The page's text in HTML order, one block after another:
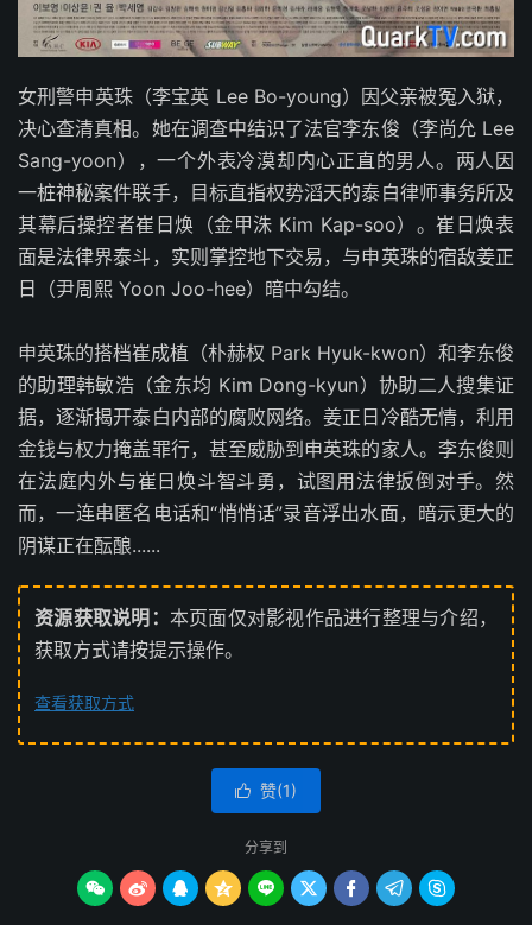
女刑警申英珠（李宝英 Lee Bo-young）因父亲被冤入狱，
决心查清真相。她在调查中结识了法官李东俊（李尚允 Lee
Sang-yoon），一个外表冷漠却内心正直的男人。两人因
一桩神秘案件联手，目标直指权势滔天的泰白律师事务所及
其幕后操控者崔日焕（金甲洙 Kim Kap-soo）。崔日焕表
面是法律界泰斗，实则掌控地下交易，与申英珠的宿敌姜正
日（尹周熙 Yoon Joo-hee）暗中勾结。
申英珠的搭档崔成植（朴赫权 Park Hyuk-kwon）和李东俊
的助理韩敏浩（金东均 Kim Dong-kyun）协助二人搜集证
据，逐渐揭开泰白内部的腐败网络。姜正日冷酷无情，利用
金钱与权力掩盖罪行，甚至威胁到申英珠的家人。李东俊则
在法庭内外与崔日焕斗智斗勇，试图用法律扳倒对手。然
而，一连串匿名电话和“悄悄话”录音浮出水面，暗示更大的
阴谋正在酝酿......
资源获取说明： 本页面仅对影视作品进行整理与介绍，
获取方式请按提示操作。
查看获取方式
 赞(1)
分享到
        